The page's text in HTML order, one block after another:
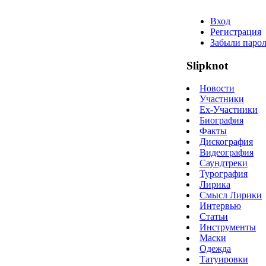
Вход
Регистрация
Забыли
Slipknot
Новости
Участники
Ex-Участники
Биография
Факты
Дискография
Видеография
Саундтреки
Турография
Лирика
Смысл Лирики
Интервью
Статьи
Инструменты
Маски
Одежда
Татуировки